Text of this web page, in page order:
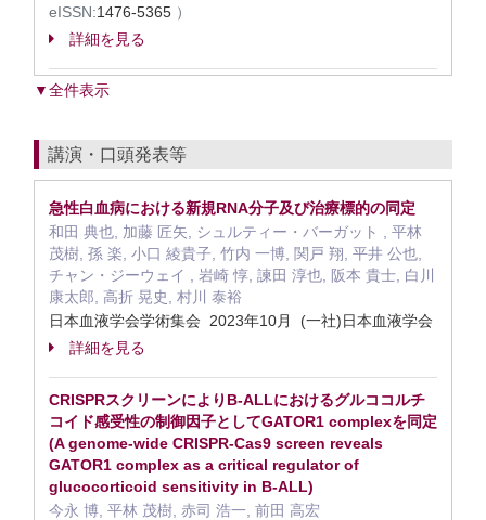
eISSN:1476-5365 ）
詳細を見る
▼全件表示
講演・口頭発表等
急性白血病における新規RNA分子及び治療標的の同定
和田 典也, 加藤 匠矢, シュルティー・バーガット , 平林
茂樹, 孫 楽, 小口 綾貴子, 竹内 一博, 関戸 翔, 平井 公也,
チャン・ジーウェイ , 岩崎 惇, 諫田 淳也, 阪本 貴士, 白川
康太郎, 高折 晃史, 村川 泰裕
日本血液学会学術集会 2023年10月 (一社)日本血液学会
詳細を見る
CRISPRスクリーンによりB-ALLにおけるグルココルチ
コイド感受性の制御因子としてGATOR1 complexを同定
(A genome-wide CRISPR-Cas9 screen reveals
GATOR1 complex as a critical regulator of
glucocorticoid sensitivity in B-ALL)
今永 博, 平林 茂樹, 赤司 浩一, 前田 高宏